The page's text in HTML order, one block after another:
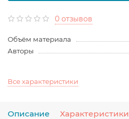
0 отзывов
Объём материала
Авторы
Все характеристики
Описание Характеристики